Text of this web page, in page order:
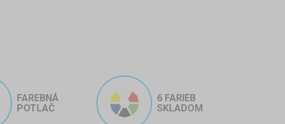
FAREBNÁ
POTLAČ
6 FARIEB
SKLADOM